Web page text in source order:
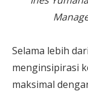
Selama lebih
menginsipirasi
maksimal